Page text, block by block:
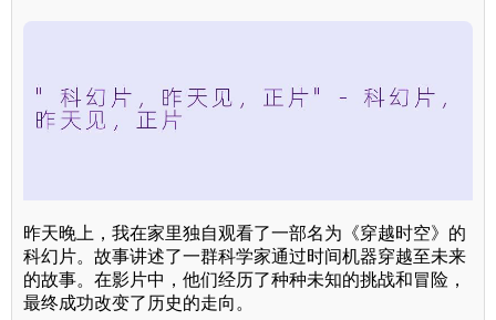
昨天晚上，我在家里独自观看了一部名为《穿越时空》的
科幻片。故事讲述了一群科学家通过时间机器穿越至未来
的故事。在影片中，他们经历了种种未知的挑战和冒险，
最终成功改变了历史的走向。